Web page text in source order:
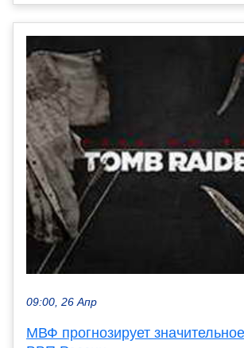
09:00, 26 Апр
МВФ прогнозирует